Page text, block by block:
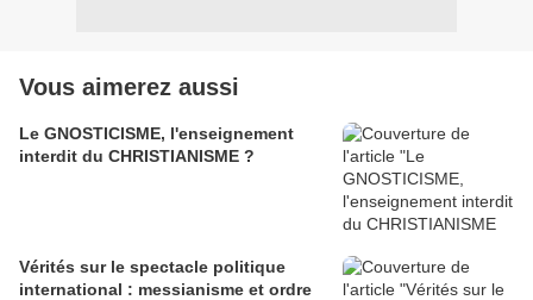
Vous aimerez aussi
Le GNOSTICISME, l'enseignement
interdit du CHRISTIANISME ?
Vérités sur le spectacle politique
international : messianisme et ordre